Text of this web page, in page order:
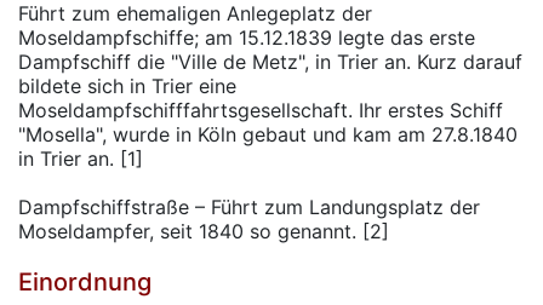
Führt zum ehemaligen Anlegeplatz der
Moseldampfschiffe; am 15.12.1839 legte das erste
Dampfschiff die "Ville de Metz", in Trier an. Kurz darauf
bildete sich in Trier eine
Moseldampfschifffahrtsgesellschaft. Ihr erstes Schiff
"Mosella", wurde in Köln gebaut und kam am 27.8.1840
in Trier an. [1]
Dampfschiffstraße – Führt zum Landungsplatz der
Moseldampfer, seit 1840 so genannt. [2]
Einordnung